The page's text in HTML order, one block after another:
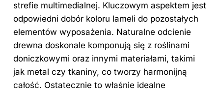
strefie multimedialnej. Kluczowym aspektem jest
odpowiedni dobór koloru lameli do pozostałych
elementów wyposażenia. Naturalne odcienie
drewna doskonale komponują się z roślinami
doniczkowymi oraz innymi materiałami, takimi
jak metal czy tkaniny, co tworzy harmonijną
całość. Ostatecznie to właśnie idealne